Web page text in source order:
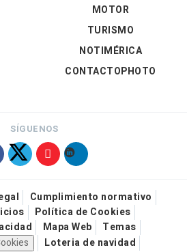
MOTOR
TURISMO
NOTIMÉRICA
CONTACTOPHOTO
SÍGUENOS
Cumplimiento normativo
Política de Cookies
Mapa Web
Temas
Loteria de navidad